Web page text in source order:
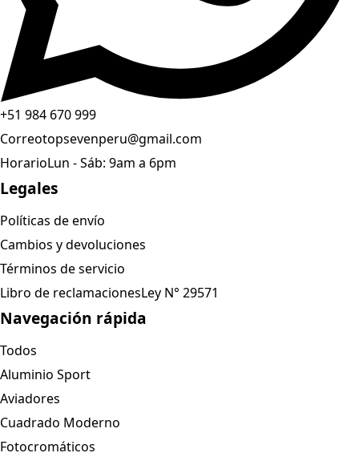
+51 984 670 999
Correotopsevenperu@gmail.com
HorarioLun - Sáb: 9am a 6pm
Legales
Políticas de envío
Cambios y devoluciones
Términos de servicio
Libro de reclamacionesLey N° 29571
Navegación rápida
Todos
Aluminio Sport
Aviadores
Cuadrado Moderno
Fotocromáticos